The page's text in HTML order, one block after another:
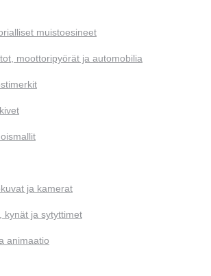
muistoesineet
moottoripyörät ja automobilia
ja kamerat
kynät ja sytyttimet
animaatio